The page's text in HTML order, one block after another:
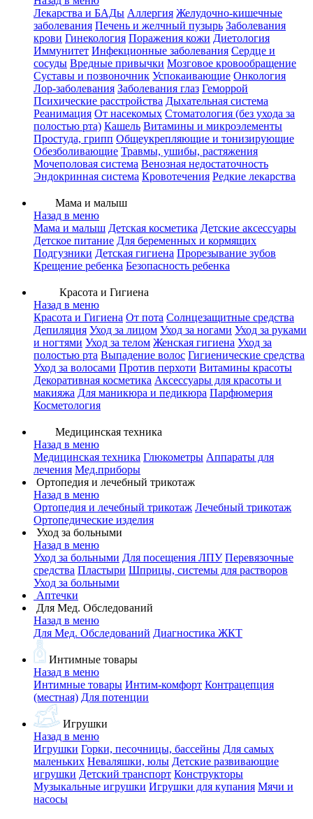
Лекарства и БАДы Аллергия Желудочно-кишечные
заболевания Печень и желчный пузырь Заболевания
крови Гинекология Поражения кожи Диетология
Иммунитет Инфекционные заболевания Сердце и
сосуды Вредные привычки Мозговое кровообращение
Суставы и позвоночник Успокаивающие Онкология
Лор-заболевания Заболевания глаз Геморрой
Психические расстройства Дыхательная система
Реанимация От насекомых Стоматология (без ухода за
полостью рта) Кашель Витамины и микроэлементы
Простуда, грипп Общеукрепляющие и тонизирующие
Обезболивающие Травмы, ушибы, растяжения
Мочеполовая система Венозная недостаточность
Эндокринная система Кровотечения Редкие лекарства
Мама и малыш
Назад в меню
Мама и малыш Детская косметика Детские аксессуары
Детское питание Для беременных и кормящих
Подгузники Детская гигиена Прорезывание зубов
Крещение ребенка Безопасность ребенка
Красота и Гигиена
Назад в меню
Красота и Гигиена От пота Солнцезащитные средства
Депиляция Уход за лицом Уход за ногами Уход за руками
и ногтями Уход за телом Женская гигиена Уход за
полостью рта Выпадение волос Гигиенические средства
Уход за волосами Против перхоти Витамины красоты
Декоративная косметика Аксессуары для красоты и
макияжа Для маникюра и педикюра Парфюмерия
Косметология
Медицинская техника
Назад в меню
Медицинская техника Глюкометры Аппараты для
лечения Мед.приборы
Ортопедия и лечебный трикотаж
Назад в меню
Ортопедия и лечебный трикотаж Лечебный трикотаж
Ортопедические изделия
Уход за больными
Назад в меню
Уход за больными Для посещения ЛПУ Перевязочные
средства Пластыри Шприцы, системы для растворов
Уход за больными
Аптечки
Для Мед. Обследований
Назад в меню
Для Мед. Обследований Диагностика ЖКТ
Интимные товары
Назад в меню
Интимные товары Интим-комфорт Контрацепция
(местная) Для потенции
Игрушки
Назад в меню
Игрушки Горки, песочницы, бассейны Для самых
маленьких Неваляшки, юлы Детские развивающие
игрушки Детский транспорт Конструкторы
Музыкальные игрушки Игрушки для купания Мячи и
насосы